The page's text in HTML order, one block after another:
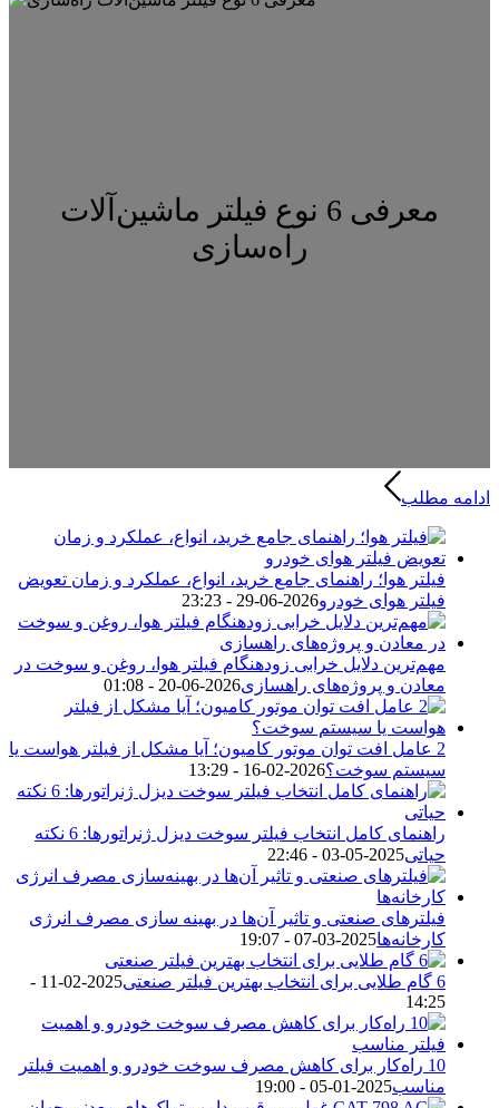
معرفی 6 نوع فیلتر ماشین‌آلات
راه‌سازی
ادامه مطلب
فیلتر هوا؛ راهنمای جامع خرید، انواع، عملکرد و زمان تعویض
فیلتر هوای خودرو2026-06-29 - 23:23
مهم‌ترین دلایل خرابی زودهنگام فیلتر هوا، روغن و سوخت در
معادن و پروژه‌های راهسازی2026-06-20 - 01:08
2 عامل افت توان موتور کامیون؛ آیا مشکل از فیلتر هواست یا
سیستم سوخت؟2026-02-16 - 13:29
راهنمای کامل انتخاب فیلتر سوخت دیزل ژنراتورها: 6 نکته
حیاتی2025-05-03 - 22:46
فیلترهای صنعتی و تاثیر آن‌ها در بهینه‌ سازی مصرف انرژی
کارخانه‌ها2025-03-07 - 19:07
6 گام طلایی برای انتخاب بهترین فیلتر صنعتی
2025-02-11 -
14:25
10 راه‌کار برای کاهش مصرف سوخت خودرو و اهمیت فیلتر
مناسب2025-01-05 - 19:00